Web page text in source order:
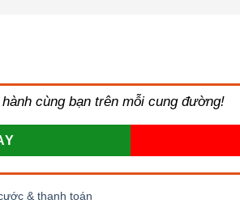
cùng bạn trên mỗi cung đường!
& thanh toán